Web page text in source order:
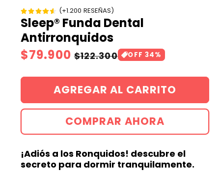
(+1.200 RESEÑAS)
Sleep® Funda Dental
Antirronquidos
Precio
oferta
$79.900 Precio
$122.300 OFF 34%
AGREGAR AL CARRITO
COMPRAR AHORA
¡Adiós a los Ronquidos! descubre el
secreto para dormir tranquilamente.